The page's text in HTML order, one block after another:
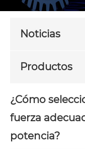
Noticias
Productos
¿Cómo
fuerza
potencia?